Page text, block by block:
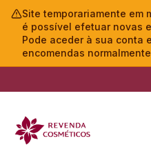
Site temporariamente em
é possível efetuar novas
Pode aceder à sua conta
encomendas